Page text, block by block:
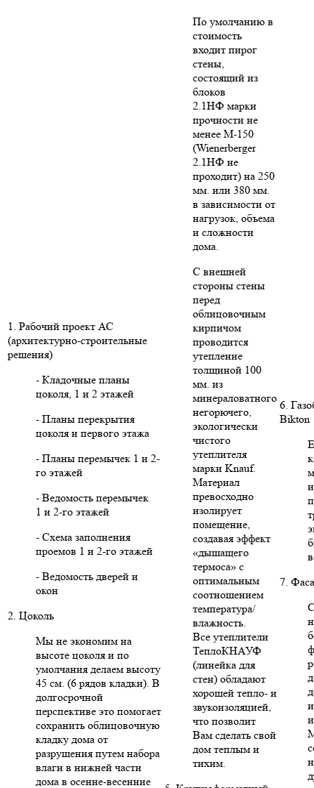
1. Рабочий проект АС
(архитектурно-строительные
решения)
- Кладочные планы
цоколя, 1 и 2 этажей
- Планы перекрытия
цоколя и первого этажа
- Планы перемычек 1 и 2-
го этажей
- Ведомость перемычек
1 и 2-го этажей
- Схема заполнения
проемов 1 и 2-го этажей
- Ведомость дверей и
окон
2. Цоколь
Мы не экономим на
высоте цоколя и по
умолчания делаем высоту
45 см. (6 рядов кладки). В
долгосрочной
перспективе это помогает
сохранить облицовочную
кладку дома от
разрушения путем набора
влаги в нижней части
дома в осенне-весенние
По умолчанию в
стоимость
входит пирог
стены,
состоящий из
блоков
2.1НФ марки
прочности не
менее М-150
(Wienerberger
2.1НФ не
проходит) на 250
мм. или 380 мм.
в зависимости от
нагрузок, объема
и сложности
дома.
С внешней
стороны стены
перед
облицовочным
кирпичом
проводится
утепление
толщиной 100
мм. из
минераловатного
негорючего,
экологически
чистого
утеплителя
марки Knauf.
Материал
превосходно
изолирует
помещение,
создавая эффект
«дышащего
термоса» с
оптимальным
соотношением
температура/
влажность.
Все утеплители
ТеплоКНАУФ
(линейка для
стен) обладают
хорошей тепло- и
звукоизоляцией,
что позволит
Вам сделать свой
дом теплым и
тихим.
6.
Bikton
7.